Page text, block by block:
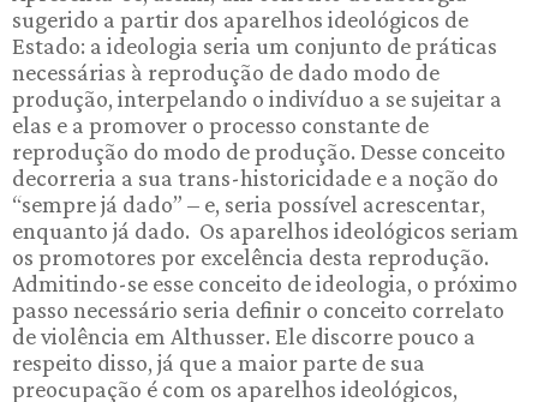
sugerido a partir dos aparelhos ideológicos de
Estado: a ideologia seria um conjunto de práticas
necessárias à reprodução de dado modo de
produção, interpelando o indivíduo a se sujeitar a
elas e a promover o processo constante de
reprodução do modo de produção. Desse conceito
decorreria a sua trans-historicidade e a noção do
“sempre já dado” – e, seria possível acrescentar,
enquanto já dado. Os aparelhos ideológicos seriam
os promotores por excelência desta reprodução.
Admitindo-se esse conceito de ideologia, o próximo
passo necessário seria definir o conceito correlato
de violência em Althusser. Ele discorre pouco a
respeito disso, já que a maior parte de sua
preocupação é com os aparelhos ideológicos,